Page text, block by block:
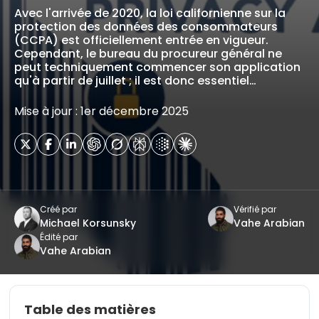
Avec l'arrivée de 2020, la loi californienne sur la
protection des données des consommateurs
(CCPA) est officiellement entrée en vigueur.
Cependant, le bureau du procureur général ne
peut techniquement commencer son application
qu'à partir de juillet ; il est donc essentiel…
Mise à jour : 1er décembre 2025
Créé par
Michael Korsunsky
Vérifié par
Vahe Arabian
Édité par
Vahe Arabian
Table des matières